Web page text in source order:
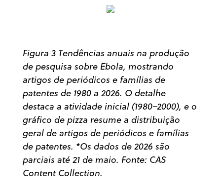
Figura 3 Tendências anuais na produção
de pesquisa sobre Ebola, mostrando
artigos de periódicos e famílias de
patentes de 1980 a 2026. O detalhe
destaca a atividade inicial (1980–2000), e o
gráfico de pizza resume a distribuição
geral de artigos de periódicos e famílias
de patentes. *Os dados de 2026 são
parciais até 21 de maio. Fonte: CAS
Content Collection.